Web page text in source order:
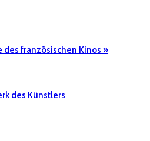
des französischen Kinos »
des Künstlers